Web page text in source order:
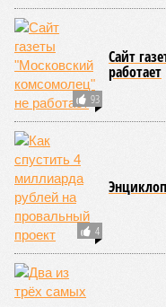
Эта железная
В своём новейшем
Aging, группа учёных из
технологий во главе с
Екатериной Храмеевой
жизни человека.
исключить из
числе и соматические
Итак, пишет в своей
аудиторию публикации
York Post, а не
средним показателем
29 921 год. Неплохо:
можно было бы застать
ледниковых периодов и